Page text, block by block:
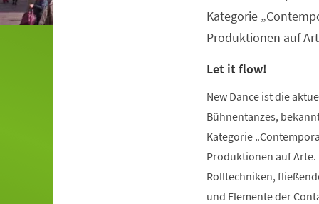
Kategorie
Produktionen auf
Let it flow!
New Dance ist die
Bühnentanzes,
Kategorie
Produktionen auf Arte.
Rolltechniken,
und Elemente der